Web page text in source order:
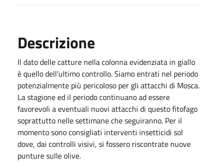
Descrizione
Il dato delle catture nella colonna evidenziata in giallo
è quello dell’ultimo controllo. Siamo entrati nel periodo
potenzialmente più pericoloso per gli attacchi di Mosca.
La stagione ed il periodo continuano ad essere
favorevoli a eventuali nuovi attacchi di questo fitofago
soprattutto nelle settimane che seguiranno. Per il
momento sono consigliati interventi insetticidi sol
dove, dai controlli visivi, si fossero riscontrate nuove
punture sulle olive.